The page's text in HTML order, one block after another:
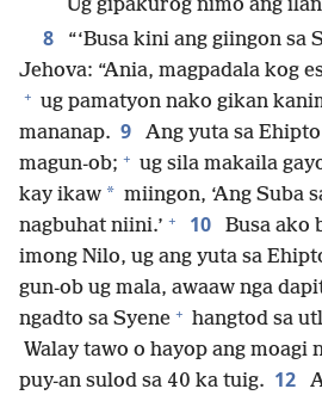
Ug gipakurog nimo ang
8
“‘Busa kini ang giingon sa
Jehova: “Ania, magpadala kog
+ ug pamatyon nako gikan
mananap. 9
Ang yuta sa
magun-ob; + ug sila makaila
kay ikaw * miingon, ‘Ang Suba
nagbuhat niini.’ + 10
Busa ako
imong Nilo, ug ang yuta sa
gun-ob ug mala, awaaw nga
ngadto sa Syene + hangtod sa
Walay tawo o hayop ang moagi
puy-an sulod sa 40 ka tuig. 12